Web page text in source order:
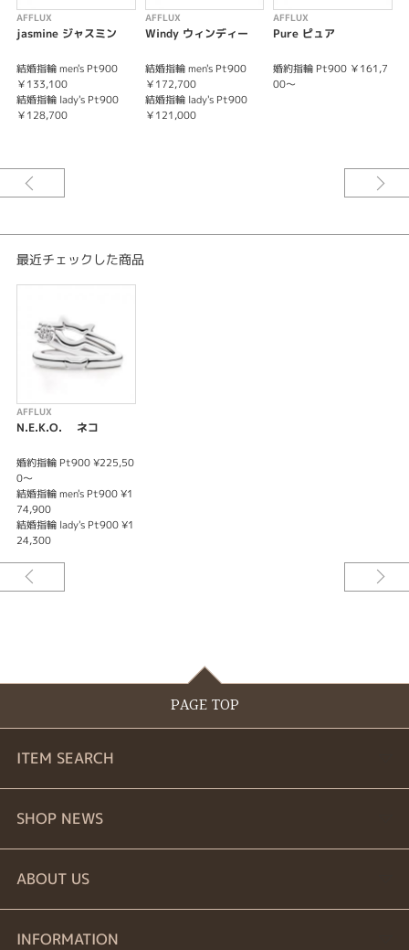
ずーっと“ノックアウト”しつづけたい！されつづけたい！
愛され上手なネコをモチーフ
ゆびわ言葉®には『ずっと恋心を抱き続ける夫婦をめざして、
50年後も互いが"首ったけ"になれますように。』
という想いが込められています。
AFFLUX
jasmine ジャスミン
結婚指輪 men's Pt900
￥133,100
結婚指輪 lady's Pt900
￥128,700
AFFLUX
Windy ウィンディー
結婚指輪 men's Pt900
￥172,700
結婚指輪 lady's Pt900
￥121,000
AFFLUX
Pure ピュア
婚約指輪 Pt900 ￥161,7
00～
最近チェックした商品
AFFLUX
N.E.K.O. ネコ
婚約指輪 Pt900 ¥225,50
0～
結婚指輪 men's Pt900 ¥1
74,900
結婚指輪 lady's Pt900 ¥1
24,300
PAGE TOP
ITEM SEARCH
婚約指輪
結婚指輪
セットリング
SHOP NEWS
商品一覧
ブランドリスト
ABOUT US
お問い合わせ
INFORMATION